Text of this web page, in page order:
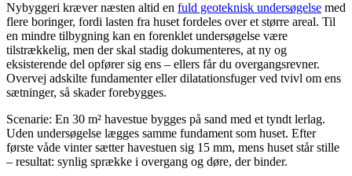
Nybyggeri kræver næsten altid en fuld geoteknisk undersøgelse med
flere boringer, fordi lasten fra huset fordeles over et større areal. Til
en mindre tilbygning kan en forenklet undersøgelse være
tilstrækkelig, men der skal stadig dokumenteres, at ny og
eksisterende del opfører sig ens – ellers får du overgangsrevner.
Overvej adskilte fundamenter eller dilatationsfuger ved tvivl om ens
sætninger, så skader forebygges.
Scenarie: En 30 m² havestue bygges på sand med et tyndt lerlag.
Uden undersøgelse lægges samme fundament som huset. Efter
første våde vinter sætter havestuen sig 15 mm, mens huset står stille
– resultat: synlig sprække i overgang og døre, der binder.